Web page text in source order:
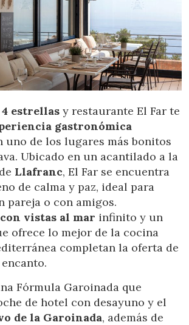
estrellas y restaurante El Far te
gastronómica
uno de los lugares más bonitos
Ubicado en un acantilado a la
Llafranc, El Far se encuentra
de calma y paz, ideal para
pareja o con amigos.
vistas al mar infinito y un
ofrece lo mejor de la cocina
completan la oferta de
Fórmula Garoinada que
de hotel con desayuno y el
de la Garoinada, además de